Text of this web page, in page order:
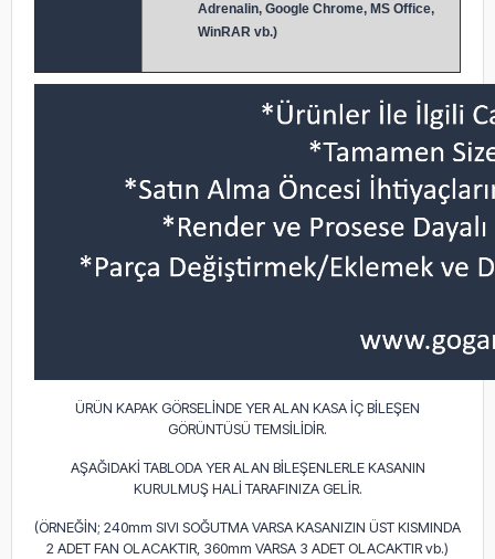
Adrenalin, Google Chrome, MS Office,
WinRAR vb.)
ÜRÜN KAPAK GÖRSELİNDE YER ALAN KASA İÇ BİLEŞEN
GÖRÜNTÜSÜ TEMSİLİDİR.
AŞAĞIDAKİ TABLODA YER ALAN BİLEŞENLERLE KASANIN
KURULMUŞ HALİ TARAFINIZA GELİR.
(ÖRNEĞİN; 240mm SIVI SOĞUTMA VARSA KASANIZIN ÜST KISMINDA
2 ADET FAN OLACAKTIR, 360mm VARSA 3 ADET OLACAKTIR vb.)